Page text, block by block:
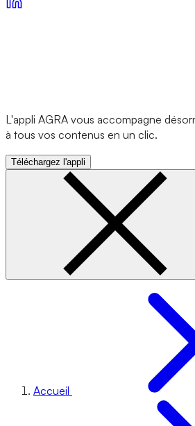
L'appli AGRA vous accompagne
à tous vos contenus en un clic.
Téléchargez l'appli
Accueil